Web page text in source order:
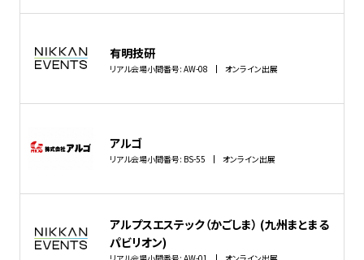
有明技研
リアル会場小間番号: AW-08 オンライン出展
アルゴ
リアル会場小間番号: BS-55 オンライン出展
アルプスエステック（かごしま） (九州まとまる
パビリオン)